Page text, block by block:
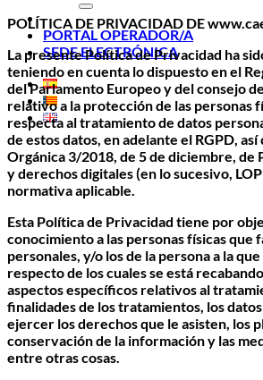
PORTAL OPERADOR/A
SEDE ELECTRÓNICA
POLÍTICA DE PRIVACIDAD DE
La presente Política de Privacidad ha
teniendo en cuenta lo dispuesto en el
del Parlamento Europeo y del consejo
relativo a la protección de las personas
respecta al tratamiento de datos
de estos datos, en adelante el RGPD, así
Orgánica 3/2018, de 5 de diciembre, de
y derechos digitales (en lo sucesivo,
normativa aplicable.
Esta Política de Privacidad tiene por
conocimiento a las personas físicas que
personales, y/o los de la persona a la
respecto de los cuales se está
aspectos específicos relativos al
finalidades de los tratamientos, los
ejercer los derechos que le asisten, los
conservación de la información y las
entre otras cosas.